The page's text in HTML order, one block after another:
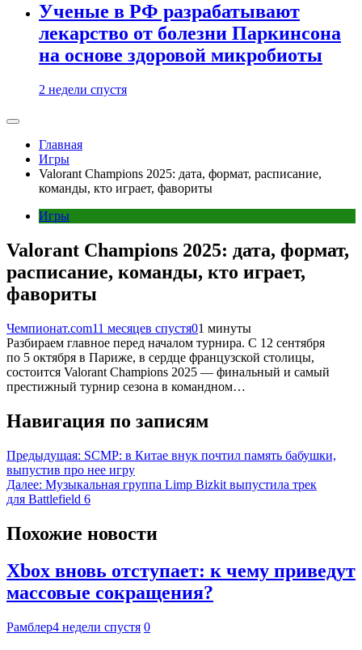
Ученые в РФ разрабатывают
лекарство от болезни Паркинсона
на основе здоровой микробиоты
2 недели спустя
Главная
Игры
Valorant Champions 2025: дата, формат, расписание,
команды, кто играет, фавориты
Игры
Valorant Champions 2025: дата, формат,
расписание, команды, кто играет,
фавориты
Чемпионат.com11 месяцев спустя01 минуты
Разбираем главное перед началом турнира. С 12 сентября
по 5 октября в Париже, в сердце французской столицы,
состоится Valorant Champions 2025 — финальный и самый
престижный турнир сезона в командном…
Навигация по записям
Предыдущая: SCMP: в Китае внук почтил память бабушки,
выпустив про нее игру
Далее: Музыкальная группа Limp Bizkit выпустила трек
для Battlefield 6
Похожие новости
Xbox вновь отступает: к чему приведут
массовые сокращения?
Рамблер4 недели спустя 0